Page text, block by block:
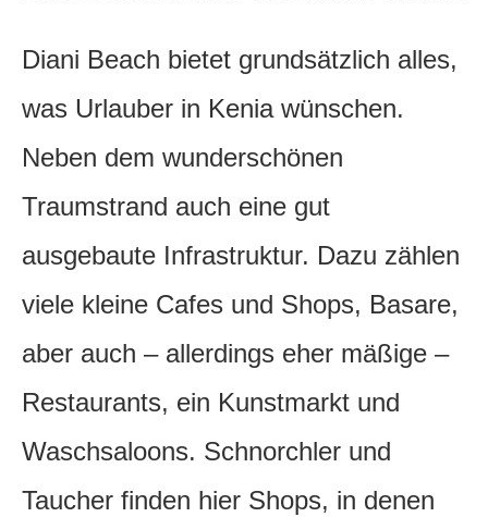
Diani Beach bietet grundsätzlich alles,
was Urlauber in Kenia wünschen.
Neben dem wunderschönen
Traumstrand auch eine gut
ausgebaute Infrastruktur. Dazu zählen
viele kleine Cafes und Shops, Basare,
aber auch – allerdings eher mäßige –
Restaurants, ein Kunstmarkt und
Waschsaloons. Schnorchler und
Taucher finden hier Shops, in denen